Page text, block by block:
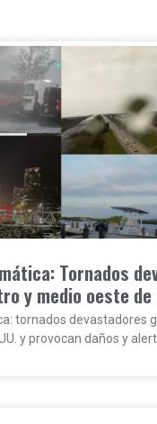
Tornados
y medio oeste de
tornados devastadores
y provocan daños y